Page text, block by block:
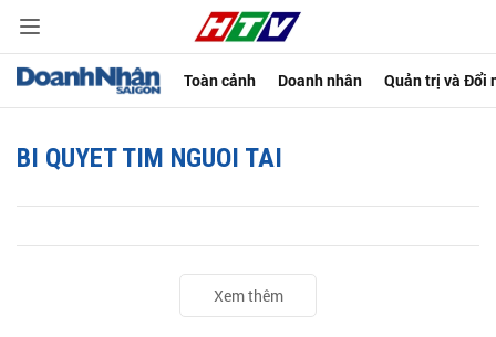
Toàn cảnh Doanh nhân Quản trị và Đổi
BI QUYET TIM NGUOI TAI
Xem thêm